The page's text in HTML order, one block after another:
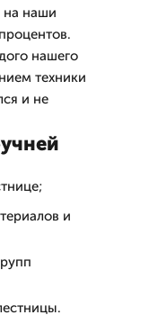
на наши
нашего
техники
и не
и